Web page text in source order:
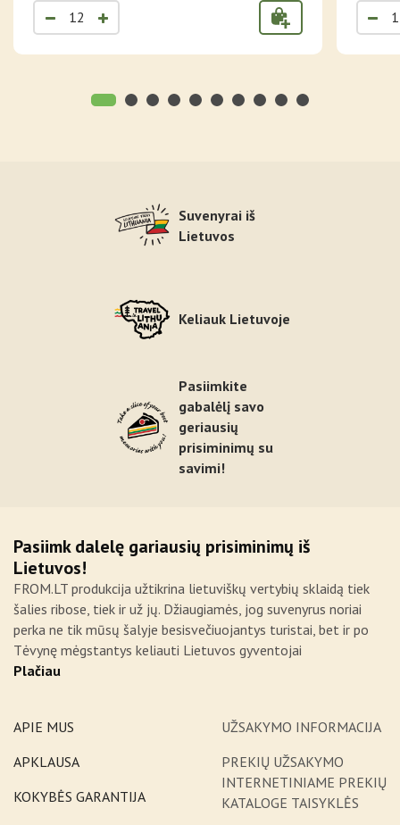
Suvenyrai iš
Lietuvos
Keliauk Lietuvoje
Pasiimkite
gabalėlį savo
geriausių
prisiminimų su
savimi!
Pasiimk dalelę gariausių prisiminimų iš
Lietuvos!
FROM.LT produkcija užtikrina lietuviškų vertybių sklaidą tiek
šalies ribose, tiek ir už jų. Džiaugiamės, jog suvenyrus noriai
perka ne tik mūsų šalyje besisvečiuojantys turistai, bet ir po
Tėvynę mėgstantys keliauti Lietuvos gyventojai
Plačiau
APIE MUS
APKLAUSA
KOKYBĖS GARANTIJA
UŽSAKYMO INFORMACIJA
PREKIŲ UŽSAKYMO
INTERNETINIAME PREKIŲ
KATALOGE TAISYKLĖS